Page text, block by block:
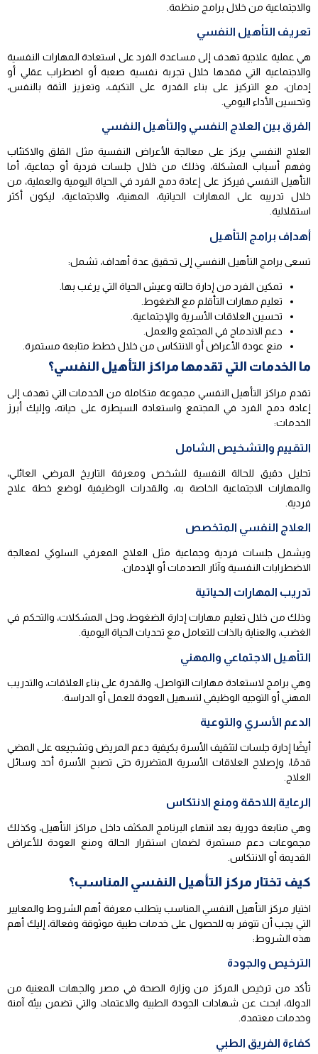
والاجتماعية من خلال برامج منظمة.
تعريف التأهيل النفسي
هي عملية علاجية تهدف إلى مساعدة الفرد على استعادة المهارات النفسية
والاجتماعية التي فقدها خلال تجربة نفسية صعبة أو اضطراب عقلي أو
إدمان، مع التركيز على بناء القدرة على التكيف، وتعزيز الثقة بالنفس،
وتحسين الأداء اليومي.
الفرق بين العلاج النفسي والتأهيل النفسي
العلاج النفسي يركز على معالجة الأعراض النفسية مثل القلق والاكتئاب
وفهم أسباب المشكلة، وذلك من خلال جلسات فردية أو جماعية، أما
التأهيل النفسي فيركز على إعادة دمج الفرد في الحياة اليومية والعملية، من
خلال تدريبه على المهارات الحياتية، المهنية، والاجتماعية، ليكون أكثر
استقلالية.
أهداف برامج التأهيل
تسعى برامج التأهيل النفسي إلى تحقيق عدة أهداف، تشمل:
تمكين الفرد من إدارة حالته وعيش الحياة التي يرغب بها.
تعليم مهارات التأقلم مع الضغوط.
تحسين العلاقات الأسرية والإجتماعية.
دعم الاندماج في المجتمع والعمل.
منع عودة الأعراض أو الانتكاس من خلال خطط متابعة مستمرة.
ما الخدمات التي تقدمها مراكز التأهيل النفسي؟
تقدم مراكز التأهيل النفسي مجموعة متكاملة من الخدمات التي تهدف إلى
إعادة دمج الفرد في المجتمع واستعادة السيطرة على حياته، وإليك أبرز
الخدمات:
التقييم والتشخيص الشامل
تحليل دقيق للحالة النفسية للشخص ومعرفة التاريخ المرضي العائلي،
والمهارات الاجتماعية الخاصة به، والقدرات الوظيفية لوضع خطة علاج
فردية.
العلاج النفسي المتخصص
ويشمل جلسات فردية وجماعية مثل العلاج المعرفي السلوكي لمعالجة
الاضطرابات النفسية وآثار الصدمات أو الإدمان.
تدريب المهارات الحياتية
وذلك من خلال تعليم مهارات إدارة الضغوط، وحل المشكلات، والتحكم في
الغضب، والعناية بالذات للتعامل مع تحديات الحياة اليومية.
التأهيل الاجتماعي والمهني
وهي برامج لاستعادة مهارات التواصل، والقدرة على بناء العلاقات، والتدريب
المهني أو التوجيه الوظيفي لتسهيل العودة للعمل أو الدراسة.
الدعم الأسري والتوعية
أيضًا إدارة جلسات لتثقيف الأسرة بكيفية دعم المريض وتشجيعه على المضي
قدمًا، وإصلاح العلاقات الأسرية المتضررة حتى تصبح الأسرة أحد وسائل
العلاج.
الرعاية اللاحقة ومنع الانتكاس
وهي متابعة دورية بعد انتهاء البرنامج المكثف داخل مراكز التأهيل، وكذلك
مجموعات دعم مستمرة لضمان استقرار الحالة ومنع العودة للأعراض
القديمة أو الانتكاس.
كيف تختار مركز التأهيل النفسي المناسب؟
اختيار مركز التأهيل النفسي المناسب يتطلب معرفة أهم الشروط والمعايير
التي يجب أن تتوفر به للحصول على خدمات طبية موثوقة وفعالة، إليك أهم
هذه الشروط:
الترخيص والجودة
تأكد من ترخيص المركز من وزارة الصحة في مصر والجهات المعنية من
الدولة، ابحث عن شهادات الجودة الطبية والاعتماد، والتي تضمن بيئة آمنة
وخدمات معتمدة.
كفاءة الفريق الطبي